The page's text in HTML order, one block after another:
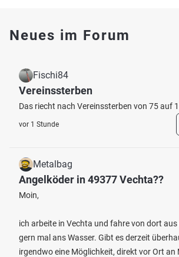
Neues im Forum
Fischi84
Vereinssterben
Das riecht nach Vereinssterben von 75 auf
vor 1 Stunde
Metalbag
Angelköder in 49377 Vechta??
Moin,
ich arbeite in Vechta und fahre von dort aus
gern mal ans Wasser. Gibt es derzeit
irgendwo eine Möglichkeit, direkt vor Ort an